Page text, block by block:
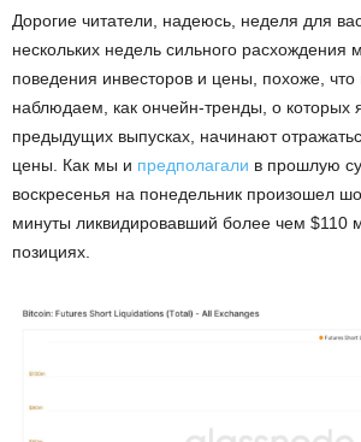
Дорогие читатели, надеюсь, неделя для
нескольких недель сильного расхождения
поведения инвесторов и цены, похоже, что
наблюдаем, как ончейн-тренды, о которых
предыдущих выпусках, начинают
цены. Как мы и предполагали в прошлую
воскресенья на понедельник произошел
минуты ликвидировавший более чем $110
позициях.